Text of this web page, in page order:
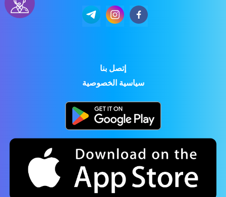
إتصل بنا
سياسية الخصوصية